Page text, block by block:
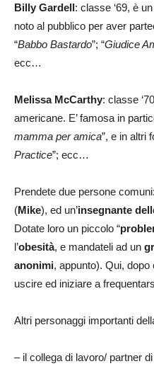
Billy Gardell: classe ‘69, è
noto al pubblico per aver
“Babbo Bastardo”; “Giudice
ecc…
Melissa McCarthy: classe
americane. E’ famosa in
mamma per amica”, e in altri
Practice”; ecc…
Prendete due persone
(Mike), ed un’insegnante
Dotate loro un piccolo “
l’obesità, e mandateli ad un
anonimi, appunto). Qui,
uscire ed iniziare a
Altri personaggi importanti
– il collega di lavoro/ partner